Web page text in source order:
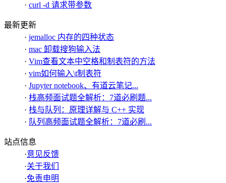
· curl -d 请求带参数
最新更新
· jemalloc 内存的四种状态
· mac 卸载搜狗输入法
· Vim查看文本中空格和制表符的方法
· vim如何输入\t制表符
· Jupyter notebook、有道云笔记...
· 栈高频面试题全解析：7道必刷题...
· 栈与队列：原理详解与 C++ 实现
· 队列高频面试题全解析：7道必刷...
站点信息
·意见反馈
·关于我们
·免责申明